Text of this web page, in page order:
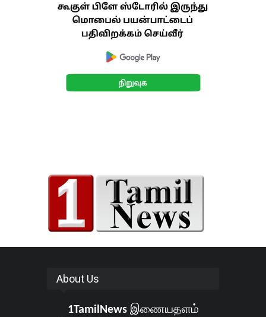
About Us
1TamilNewsஇணையதளம்